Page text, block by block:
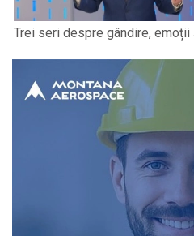
Trei seri despre gândire,